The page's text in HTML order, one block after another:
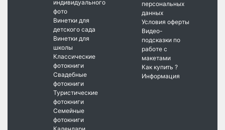
индивидуального
фото
Винетки для
детского сада
Винетки для
школы
Классические
фотокниги
Свадебные
фотокниги
Туристические
фотокниги
Семейные
фотокниги
персональных
данных
Условия оферты
Видео-
подсказки по
работе с
макетами
Как купить ?
Информация